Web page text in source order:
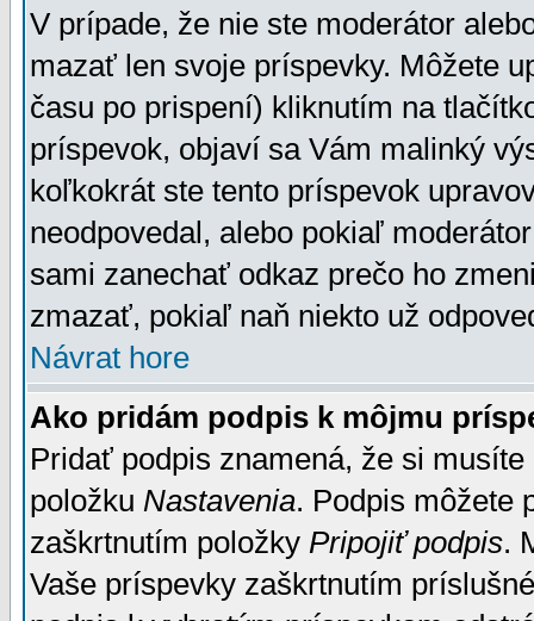
V prípade, že nie ste moderátor
mazať len svoje príspevky. Môžete
času po prispení) kliknutím na
príspevok, objaví sa Vám malinký
koľkokrát ste tento príspevok
neodpovedal, alebo pokiaľ
sami zanechať odkaz prečo ho
zmazať, pokiaľ naň niekto už
Návrat hore
Ako pridám podpis k môjmu
Pridať podpis znamená, že si
položku Nastavenia. Podpis môžete
zaškrtnutím položky Pripojiť podpis.
Vaše príspevky zaškrtnutím